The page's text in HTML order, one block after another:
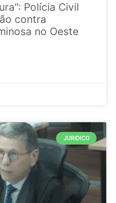
Polícia Civil
contra
no Oeste
JURIDICO